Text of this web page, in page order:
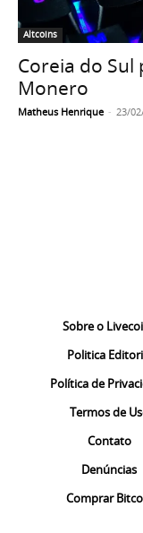
Altcoins
Coreia do
Monero
Matheus Henrique - 23/
Sobre o
Politica
Política de
Termos de
Contato
Denúncias
Comprar